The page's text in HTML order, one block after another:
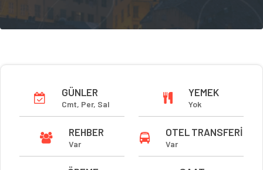
GÜNLER
Cmt, Per, Sal
YEMEK
Yok
REHBER
Var
OTEL TRANSFERI
Var